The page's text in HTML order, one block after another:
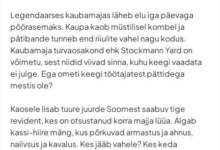
Legendaarses kaubamajas läheb elu iga päevaga
pöörasemaks. Kaupa kaob müstilisel kombel ja
pätibande tunneb end riiulite vahel nagu kodus.
Kaubamaja turvaosakond ehk Stockmann Yard on
võimetu, sest niidid viivad sinna, kuhu keegi vaadata
ei julge. Ega ometi keegi töötajatest pättidega
mestis ole?
Kaosele lisab tuure juurde Soomest saabuv tige
revident, kes on otsustanud korra majja lüüa. Algab
kassi-hiire mäng, kus põrkuvad armastus ja ahnus,
naiivsus ja kavalus. Kes jääb vahele? Kes keda